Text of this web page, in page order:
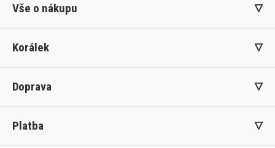
Vše o nákupu
Korálek
Doprava
Platba